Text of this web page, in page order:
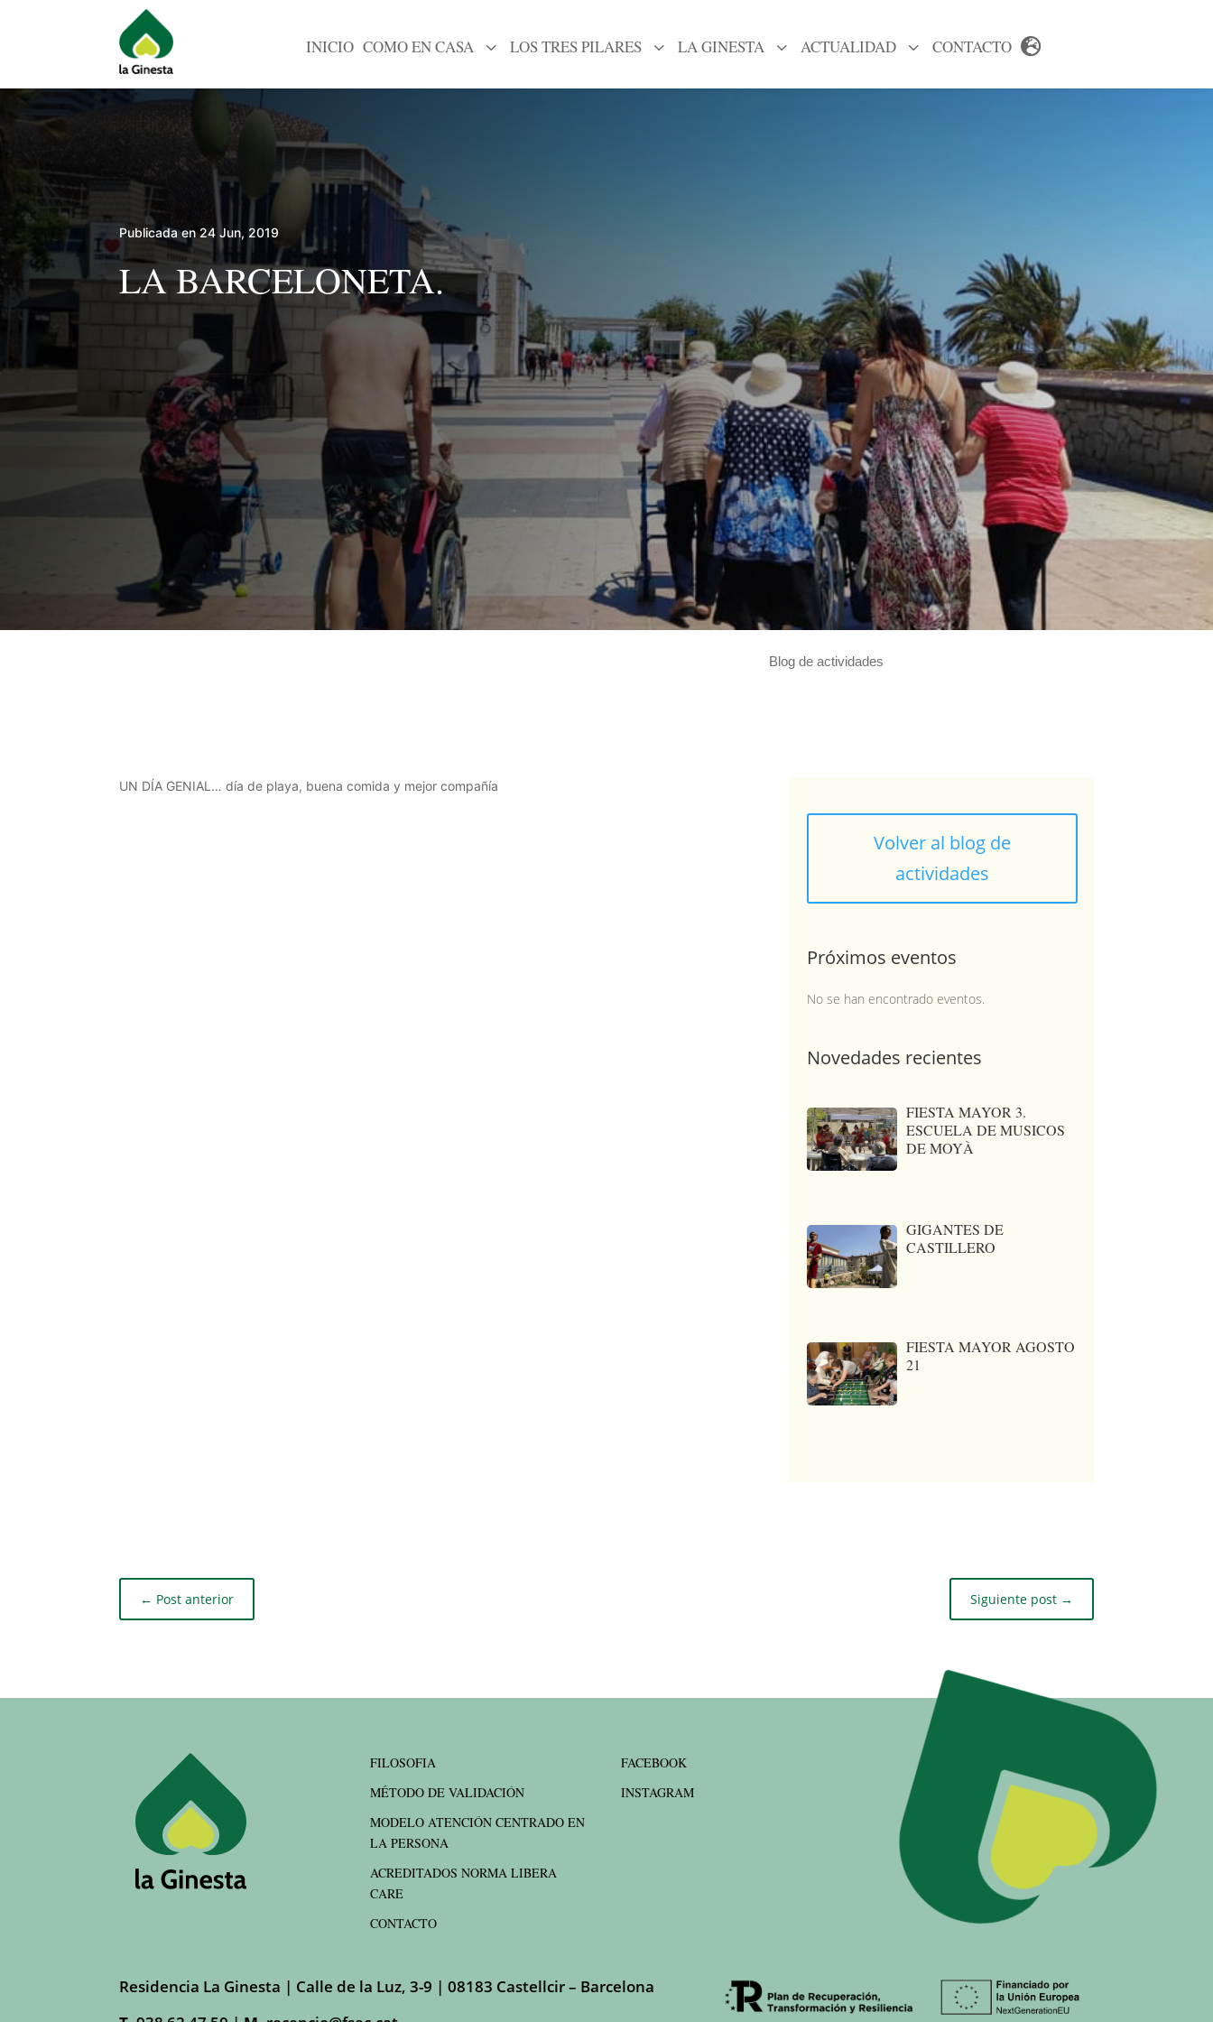
INICIO 3
COMO EN CASA 3
LOS TRES PILARES 3
LA GINESTA 3
ACTUALIDAD CONTACTO 
Publicada en 24 Jun, 2019
LA BARCELONETA.
Blog de actividades
UN DÍA GENIAL… día de playa, buena comida y mejor compañía
Volver al blog de
actividades
Próximos eventos
No se han encontrado eventos.
Novedades recientes
FIESTA MAYOR 3.
ESCUELA DE MUSICOS
DE MOYÀ
GIGANTES DE
CASTILLERO
FIESTA MAYOR AGOSTO
21
← Post anterior Siguiente post →
FILOSOFIA
MÉTODO DE VALIDACIÓN
MODELO ATENCIÓN CENTRADO EN
LA PERSONA
ACREDITADOS NORMA LIBERA
CARE
CONTACTO
FACEBOOK
INSTAGRAM
Residencia La Ginesta | Calle de la Luz, 3-9 | 08183 Castellcir – Barcelona